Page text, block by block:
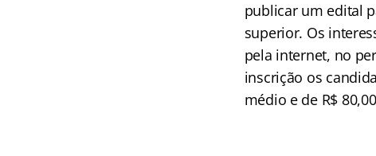
publicar um edital
superior. Os
pela internet, no
inscrição os
médio e de R$